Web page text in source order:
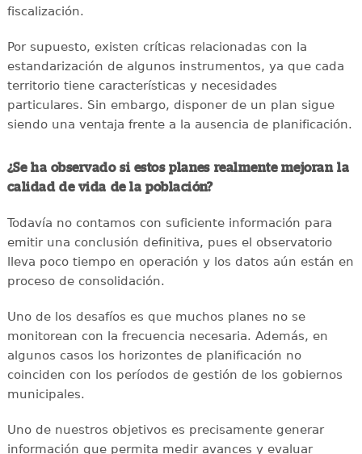
fiscalización.
Por supuesto, existen críticas relacionadas con la
estandarización de algunos instrumentos, ya que cada
territorio tiene características y necesidades
particulares. Sin embargo, disponer de un plan sigue
siendo una ventaja frente a la ausencia de planificación.
¿Se ha observado si estos planes realmente mejoran la
calidad de vida de la población?
Todavía no contamos con suficiente información para
emitir una conclusión definitiva, pues el observatorio
lleva poco tiempo en operación y los datos aún están en
proceso de consolidación.
Uno de los desafíos es que muchos planes no se
monitorean con la frecuencia necesaria. Además, en
algunos casos los horizontes de planificación no
coinciden con los períodos de gestión de los gobiernos
municipales.
Uno de nuestros objetivos es precisamente generar
información que permita medir avances y evaluar